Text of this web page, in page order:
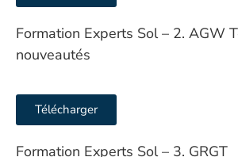
Formation Experts Sol – 2. AGW
nouveautés
Télécharger
Formation Experts Sol – 3. GRGT